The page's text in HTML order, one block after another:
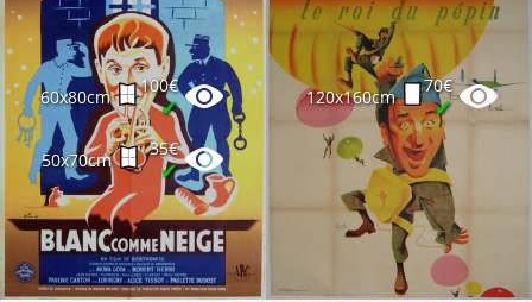
60x80cm
100€
✔
50x70cm
35€
✔
120x160cm
70€
✔